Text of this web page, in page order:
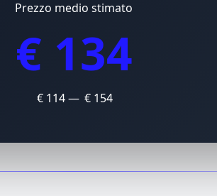
Prezzo medio stimato
€ 134
€ 114 — € 154